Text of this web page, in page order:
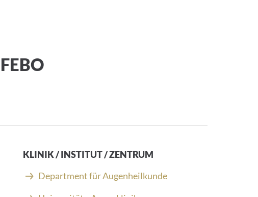
KLINIK / INSTITUT / ZENTRUM
Department für Augenheilkunde